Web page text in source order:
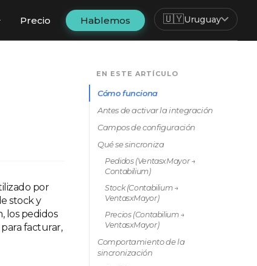
Precio Hablemos 🇺🇾Uruguay
por
stock y
los pedidos
facturar,
EN ESTE ARTÍCULO
Cómo funciona
Antes de activar la integración
Campos de configuración
Qué se sincroniza
Pedidos (VentasxMayor →
Contabilium)
Stock (Contabilium →
VentasxMayor)
Precios (Contabilium →
VentasxMayor)
Comportamiento de la
sincronización